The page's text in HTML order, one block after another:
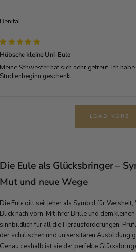
BenitaF
Hübsche kleine Uni-Eule
Meine Schwester hat sich sehr gefreut. Ich
Studienbeginn geschenkt.
LOAD MORE
Die Eule als Glücksbringer –
Mut und neue Wege
Die Eule gilt seit jeher als Symbol für Weisheit,
Blick nach vorn. Mit ihrer Brille und dem
sinnbildlich für all die Herausforderungen,
der schulischen und universitären Ausbildung
Genau deshalb ist sie der perfekte